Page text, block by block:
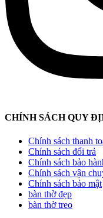
CHÍNH SÁCH QUY
Chính sách thanh
Chính sách đổi trả
Chính sách bảo
Chính sách vận
Chính sách bảo mật
bàn thờ đẹp
bàn thờ treo